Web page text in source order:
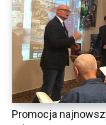
Promocja